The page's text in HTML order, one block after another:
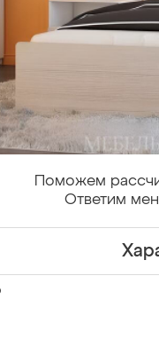
Поможем
Ответим